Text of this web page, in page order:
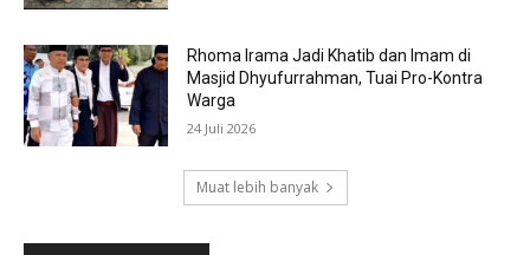
Rhoma Irama Jadi Khatib dan Imam di
Masjid Dhyufurrahman, Tuai Pro-Kontra
Warga
24 Juli 2026
Muat lebih banyak